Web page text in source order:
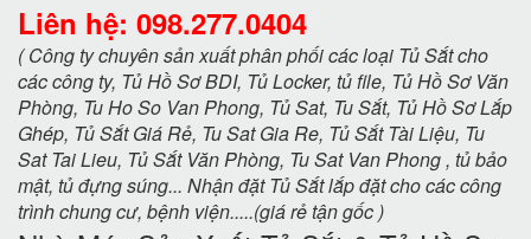
Liên hệ: 098.277.0404
( Công ty chuyên sản xuất phân phối các loại Tủ Sắt cho
các công ty, Tủ Hồ Sơ BDI, Tủ Locker, tủ file, Tủ Hồ Sơ Văn
Phòng, Tu Ho So Van Phong, Tủ Sat, Tu Sắt, Tủ Hồ Sơ Lắp
Ghép, Tủ Sắt Giá Rẻ, Tu Sat Gia Re, Tủ Sắt Tài Liệu, Tu
Sat Tai Lieu, Tủ Sắt Văn Phòng, Tu Sat Van Phong , tủ bảo
mật, tủ đựng súng... Nhận đặt Tủ Sắt lắp đặt cho các công
trình chung cư, bệnh viện.....(giá rẻ tận gốc )